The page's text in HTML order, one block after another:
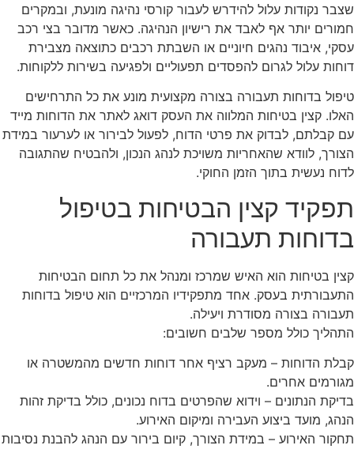
שצבר נקודות עלול להידרש לעבור קורסי נהיגה מונעת, ובמקרים
חמורים יותר אף לאבד את רישיון הנהיגה. כאשר מדובר בצי רכב
עסקי, איבוד נהגים חיוניים או השבתת רכבים כתוצאה מצבירת
דוחות עלול לגרום להפסדים תפעוליים ולפגיעה בשירות ללקוחות.
טיפול בדוחות תעבורה בצורה מקצועית מונע את כל התרחישים
האלו. קצין בטיחות המלווה את העסק דואג לאתר את הדוחות מייד
עם קבלתם, לבדוק את פרטי הדוח, לפעול לבירור או לערעור במידת
הצורך, לוודא שהאחריות משויכת לנהג הנכון, ולהבטיח שהתגובה
לדוח נעשית בתוך הזמן החוקי.
תפקיד קצין הבטיחות בטיפול
בדוחות תעבורה
קצין בטיחות הוא האיש שמרכז ומנהל את כל תחום הבטיחות
התעבורתית בעסק. אחד מתפקידיו המרכזיים הוא טיפול בדוחות
תעבורה בצורה מסודרת ויעילה.
התהליך כולל מספר שלבים חשובים:
קבלת הדוחות – מעקב רציף אחר דוחות חדשים מהמשטרה או
מגורמים אחרים.
בדיקת הנתונים – וידוא שהפרטים בדוח נכונים, כולל בדיקת זהות
הנהג, מועד ביצוע העבירה ומיקום האירוע.
תחקור האירוע – במידת הצורך, קיום בירור עם הנהג להבנת נסיבות